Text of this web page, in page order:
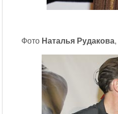
Фото Наталья Рудакова,